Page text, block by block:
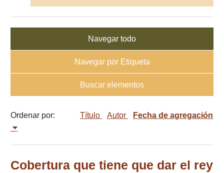
Navegar todo
Navegar por Etiqueta
Buscar elementos
Ordenar por: Título Autor Fecha de agregación
Cobertura que tiene que dar el rey